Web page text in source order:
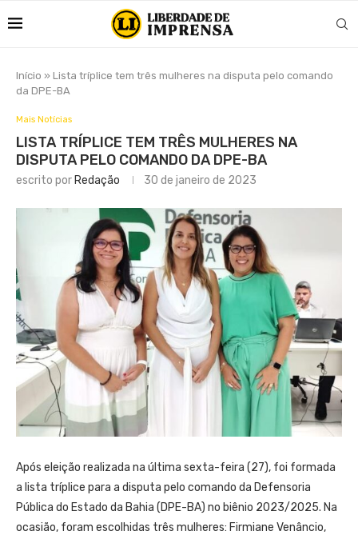
Início » Lista tríplice tem três mulheres na disputa pelo comando
da DPE-BA
Mais Notícias
LISTA TRÍPLICE TEM TRÊS MULHERES NA
DISPUTA PELO COMANDO DA DPE-BA
escrito por Redação 30 de janeiro de 2023
Após eleição realizada na última sexta-feira (27), foi formada
a lista tríplice para a disputa pelo comando da Defensoria
Pública do Estado da Bahia (DPE-BA) no biênio 2023/2025. Na
ocasião, foram escolhidas três mulheres: Firmiane Venâncio,